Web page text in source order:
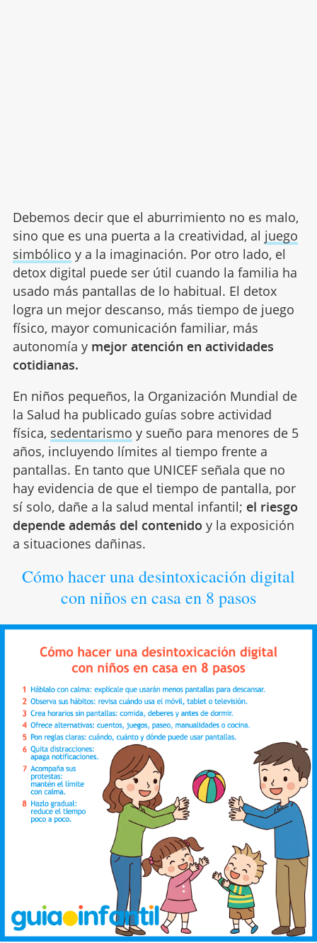
Debemos decir que el aburrimiento no es malo,
sino que es una puerta a la creatividad, al juego
simbólico y a la imaginación. Por otro lado, el
detox digital puede ser útil cuando la familia ha
usado más pantallas de lo habitual. El detox
logra un mejor descanso, más tiempo de juego
físico, mayor comunicación familiar, más
autonomía y mejor atención en actividades
cotidianas.
En niños pequeños, la Organización Mundial de
la Salud ha publicado guías sobre actividad
física, sedentarismo y sueño para menores de 5
años, incluyendo límites al tiempo frente a
pantallas. En tanto que UNICEF señala que no
hay evidencia de que el tiempo de pantalla, por
sí solo, dañe a la salud mental infantil; el riesgo
depende además del contenido y la exposición
a situaciones dañinas.
Cómo hacer una desintoxicación digital
con niños en casa en 8 pasos